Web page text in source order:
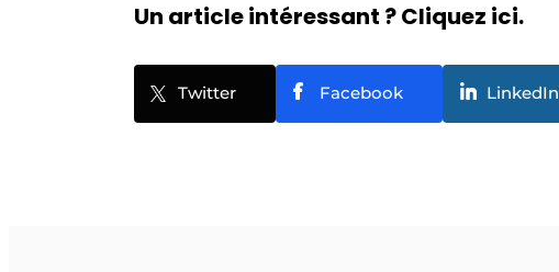
Un article intéressant ? Cliquez ici.
Twitter Facebook LinkedIn